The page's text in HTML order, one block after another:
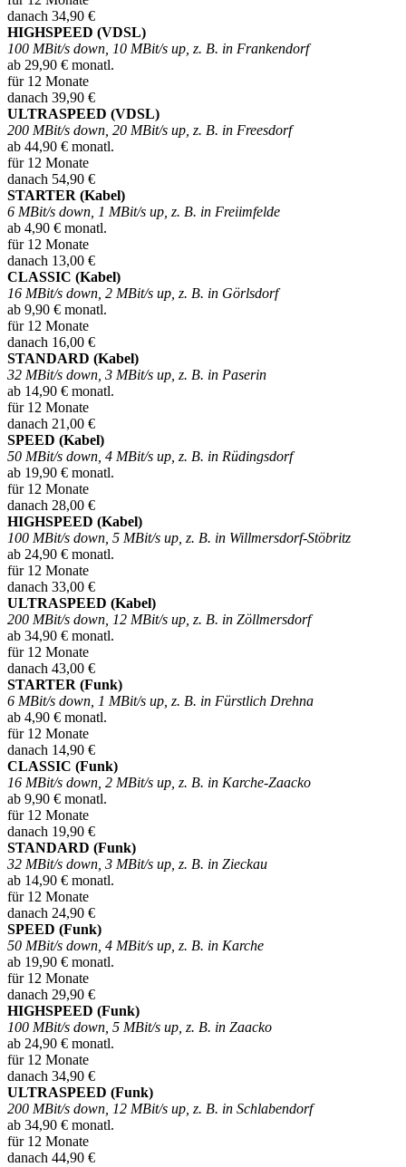
danach 34,90 €
HIGHSPEED (VDSL)
100 MBit/s down, 10 MBit/s up, z. B. in Frankendorf
ab 29,90 € monatl.
für 12 Monate
danach 39,90 €
ULTRASPEED (VDSL)
200 MBit/s down, 20 MBit/s up, z. B. in Freesdorf
ab 44,90 € monatl.
für 12 Monate
danach 54,90 €
STARTER (Kabel)
6 MBit/s down, 1 MBit/s up, z. B. in Freiimfelde
ab 4,90 € monatl.
für 12 Monate
danach 13,00 €
CLASSIC (Kabel)
16 MBit/s down, 2 MBit/s up, z. B. in Görlsdorf
ab 9,90 € monatl.
für 12 Monate
danach 16,00 €
STANDARD (Kabel)
32 MBit/s down, 3 MBit/s up, z. B. in Paserin
ab 14,90 € monatl.
für 12 Monate
danach 21,00 €
SPEED (Kabel)
50 MBit/s down, 4 MBit/s up, z. B. in Rüdingsdorf
ab 19,90 € monatl.
für 12 Monate
danach 28,00 €
HIGHSPEED (Kabel)
100 MBit/s down, 5 MBit/s up, z. B. in Willmersdorf-Stöbritz
ab 24,90 € monatl.
für 12 Monate
danach 33,00 €
ULTRASPEED (Kabel)
200 MBit/s down, 12 MBit/s up, z. B. in Zöllmersdorf
ab 34,90 € monatl.
für 12 Monate
danach 43,00 €
STARTER (Funk)
6 MBit/s down, 1 MBit/s up, z. B. in Fürstlich Drehna
ab 4,90 € monatl.
für 12 Monate
danach 14,90 €
CLASSIC (Funk)
16 MBit/s down, 2 MBit/s up, z. B. in Karche-Zaacko
ab 9,90 € monatl.
für 12 Monate
danach 19,90 €
STANDARD (Funk)
32 MBit/s down, 3 MBit/s up, z. B. in Zieckau
ab 14,90 € monatl.
für 12 Monate
danach 24,90 €
SPEED (Funk)
50 MBit/s down, 4 MBit/s up, z. B. in Karche
ab 19,90 € monatl.
für 12 Monate
danach 29,90 €
HIGHSPEED (Funk)
100 MBit/s down, 5 MBit/s up, z. B. in Zaacko
ab 24,90 € monatl.
für 12 Monate
danach 34,90 €
ULTRASPEED (Funk)
200 MBit/s down, 12 MBit/s up, z. B. in Schlabendorf
ab 34,90 € monatl.
für 12 Monate
danach 44,90 €